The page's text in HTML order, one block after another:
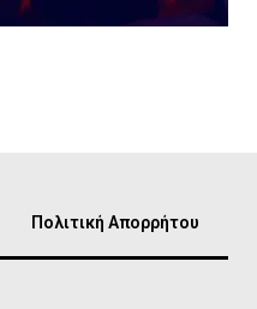
Πολιτική Απορρήτου